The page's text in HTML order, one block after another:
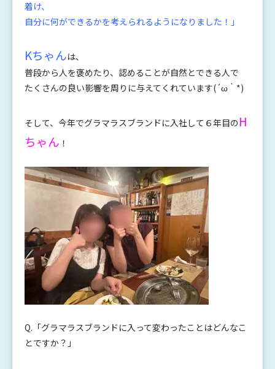
着け、
自分に何ができるかを考えられるようになりました！」
Kちゃんは、
普段から人を褒めたり、認めることが自然とできる人で
たくさんの良い影響を周りに与えてくれています(´ω｀*)
そして、今年でグラマラスブランドに入社して６年目のH
ちゃん ！
Q.「グラマラスブランドに入って変わったことはどんなこ
とですか？」